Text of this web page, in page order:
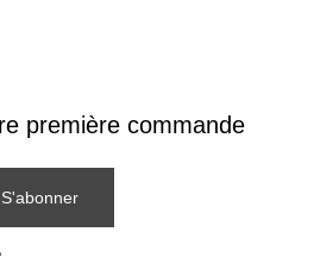
première commande
S'abonner